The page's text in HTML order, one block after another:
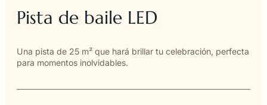
Pista de baile LED
Una pista de 25 m² que hará brillar tu celebración, perfecta
para momentos inolvidables.